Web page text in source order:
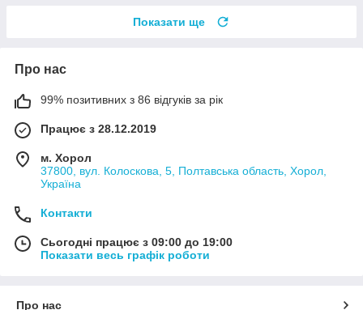
Показати ще
Про нас
99% позитивних з 86 відгуків за рік
Працює з 28.12.2019
м. Хорол
37800, вул. Колоскова, 5, Полтавська область, Хорол,
Україна
Контакти
Сьогодні працює з 09:00 до 19:00
Показати весь графік роботи
Про нас